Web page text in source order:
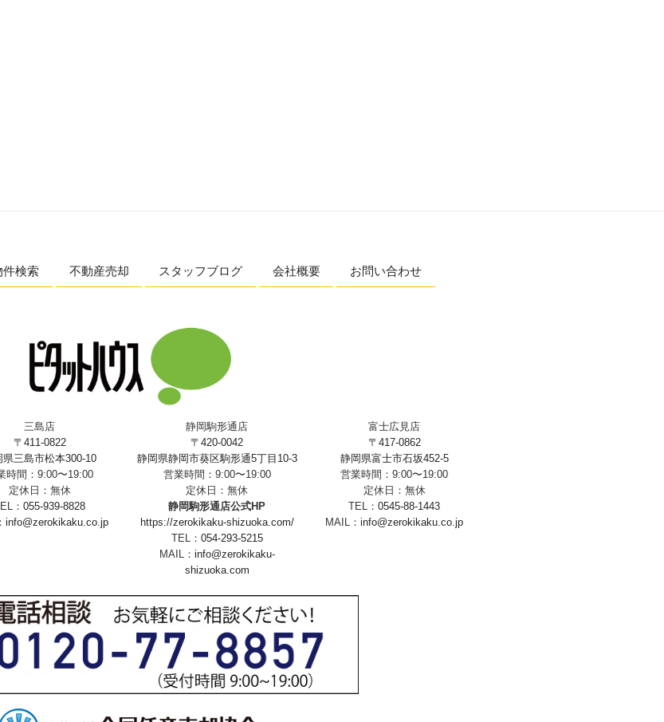
件検索 不動産売却 スタッフブログ 会社概要 お問い合わせ
三島店
〒411-0822
県三島市松本300-10
時間：9:00〜19:00
定休日：無休
：055-939-8828
info@zerokikaku.co.jp
静岡駒形通店
〒420-0042
静岡県静岡市葵区駒形通5丁目10-3
営業時間：9:00〜19:00
定休日：無休
静岡駒形通店公式HP
https://zerokikaku-shizuoka.com/
TEL： 054-293-5215
MAIL： info@zerokikaku-
shizuoka.com
富士広見店
〒417-0862
静岡県富士市石坂452-5
営業時間：9:00〜19:00
定休日：無休
TEL：0545-88-1443
MAIL：info@zerokikaku.co.jp